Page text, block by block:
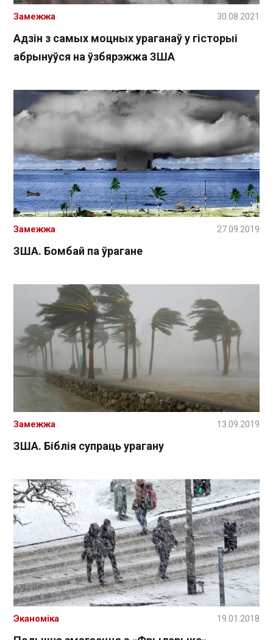
Адзін з самых моцных ураганаў у гісторыі
абрынуўся на ўзбярэжжа ЗША
Замежжа 30.08.2021
ЗША. Бомбай па ўрагане
Замежжа 27.09.2019
ЗША. Біблія супраць урагану
Замежжа 13.09.2019
Эканоміка 19.01.2018